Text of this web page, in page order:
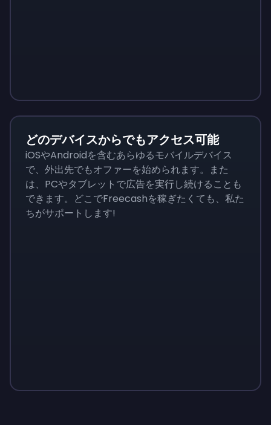
どのデバイスからでもアクセス可能
iOSやAndroidを含むあらゆるモバイルデバイス
で、外出先でもオファーを始められます。また
は、PCやタブレットで広告を実行し続けることも
できます。どこでFreecashを稼ぎたくても、私た
ちがサポートします!